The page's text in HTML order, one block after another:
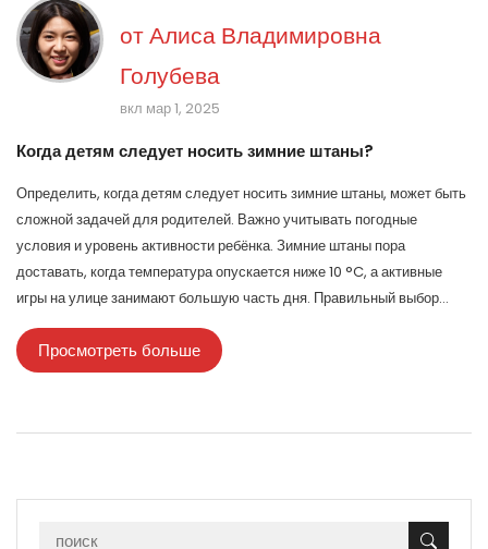
отАлиса Владимировна
Голубева
вкл мар 1, 2025
Когда детям следует носить зимние штаны?
Определить, когда детям следует носить зимние штаны, может быть
сложной задачей для родителей. Важно учитывать погодные
условия и уровень активности ребёнка. Зимние штаны пора
доставать, когда температура опускается ниже 10 °C, а активные
игры на улице занимают большую часть дня. Правильный выбор
одежды поможет ребёнку оставаться тёплым и комфортным в
холодный период.
Просмотреть больше